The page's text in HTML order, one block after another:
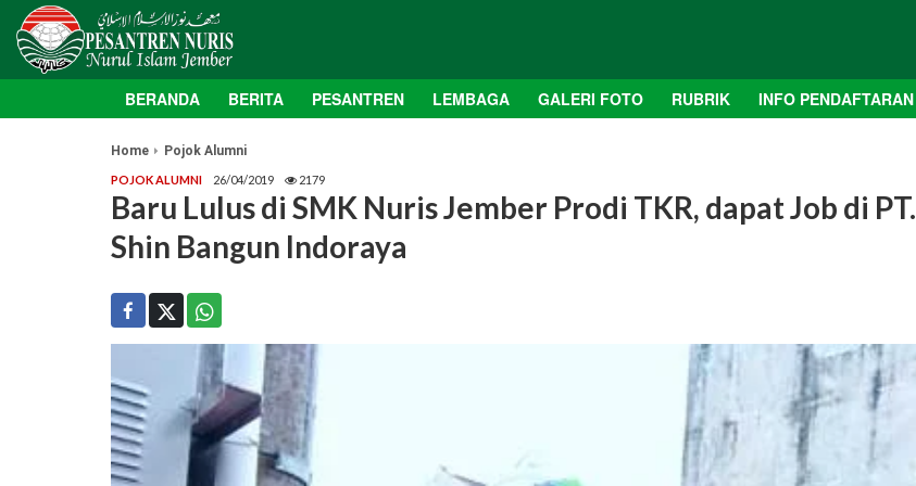
BERANDA BERITA PESANTREN LEMBAGA GALERI FOTO RUBRIK INFO PENDAFTARAN
Home Pojok Alumni
POJOK ALUMNI 26/04/2019 2179
Baru Lulus di SMK Nuris Jember Prodi TKR, dapat Job di PT.
Shin Bangun Indoraya